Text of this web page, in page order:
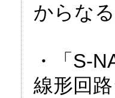
からな
・「S-
線形回